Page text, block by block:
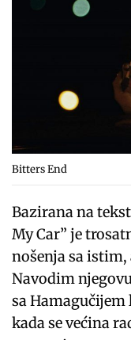
Bitters End
Bazirana na
My Car” je
nošenja sa
Navodim
sa
kada se većina